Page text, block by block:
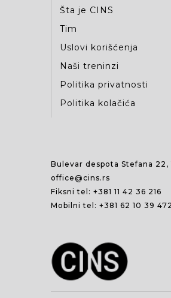
Šta je CINS
Tim
Uslovi korišćenja
Naši treninzi
Politika privatnosti
Politika kolačića
Bulevar despota Stefana 22,
office@cins.rs
Fiksni tel: +381 11 42 36 216
Mobilni tel: +381 62 10 39 472